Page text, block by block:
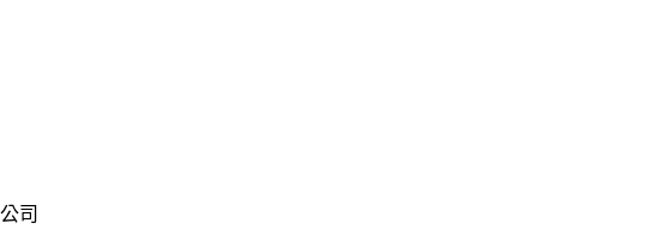
司